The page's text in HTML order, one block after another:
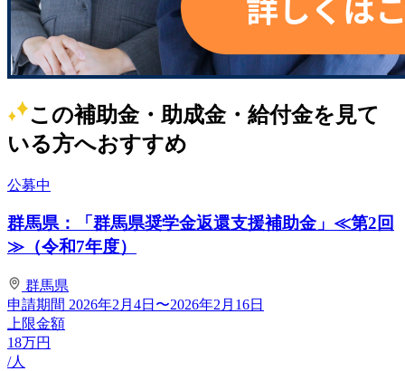
この補助金・助成金・給付金を見て
いる方へおすすめ
公募中
群馬県：「群馬県奨学金返還支援補助金」≪第2回
≫（令和7年度）
群馬県
申請期間 2026年2月4日〜2026年2月16日
上限金額
18万円
/人